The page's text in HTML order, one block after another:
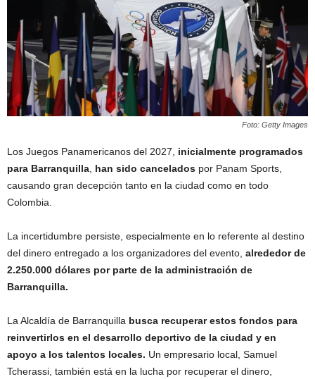
Foto: Getty Images
Los Juegos Panamericanos del 2027, inicialmente programados
para Barranquilla, han sido cancelados por Panam Sports,
causando gran decepción tanto en la ciudad como en todo
Colombia.
La incertidumbre persiste, especialmente en lo referente al destino
del dinero entregado a los organizadores del evento, alrededor de
2.250.000 dólares por parte de la administración de
Barranquilla.
La Alcaldía de Barranquilla busca recuperar estos fondos para
reinvertirlos en el desarrollo deportivo de la ciudad y en
apoyo a los talentos locales. Un empresario local, Samuel
Tcherassi, también está en la lucha por recuperar el dinero,